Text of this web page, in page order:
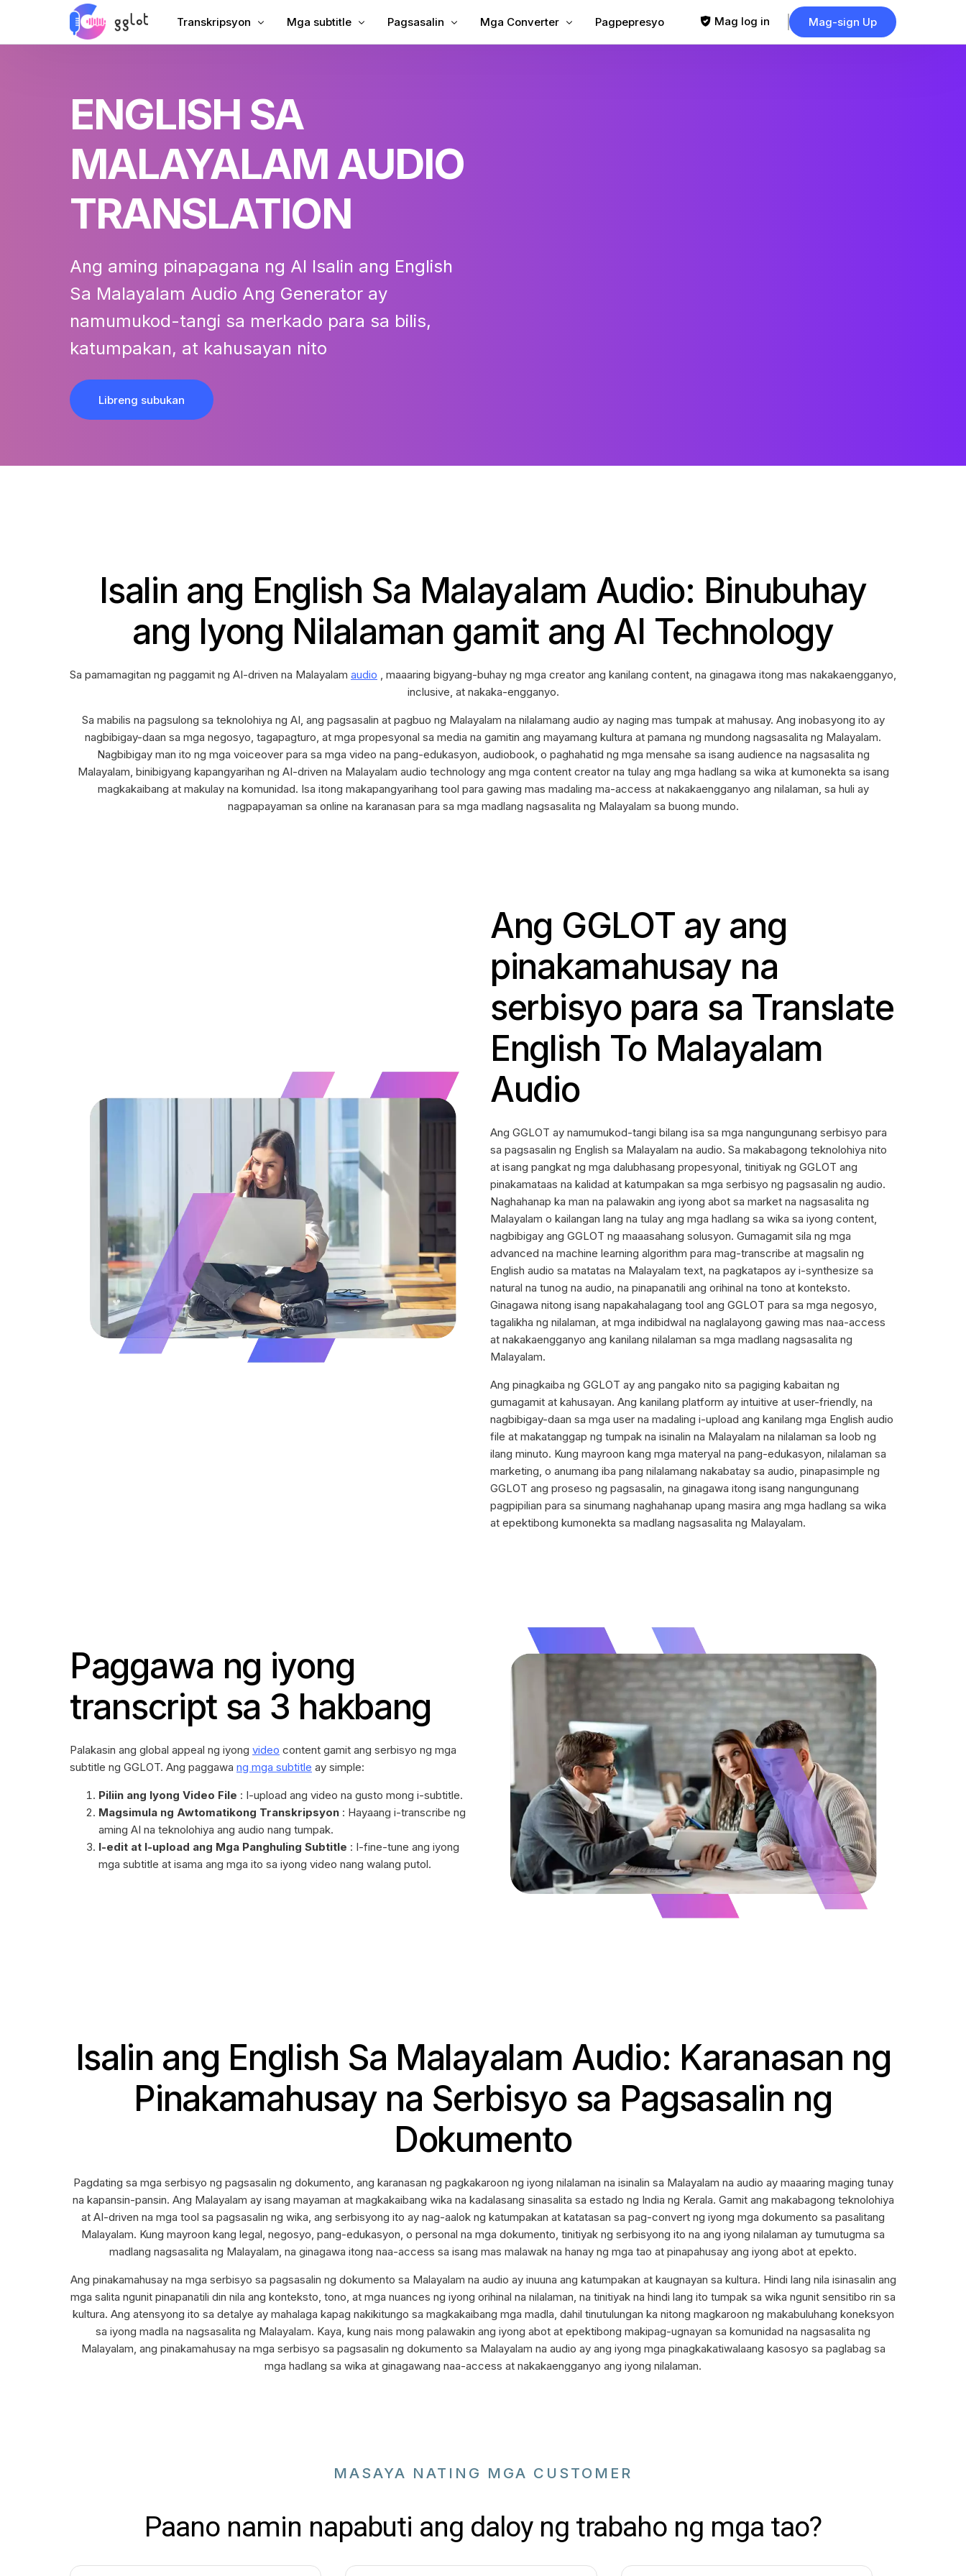
Transkripsyon
I-transcribe ang Video
I-transcribe ang YouTube
Paglalarawan ng Pagpupulong
Audio sa Teksto
Voiceover ng Kumpanya
Audiobook Voiceover
Mga subtitle
Magdagdag ng mga Subtitle sa MP4
Mga Chinese Subtitle
AI Dubbing
Subtitle Tagasalin
Tagalikha ng VTT
Pagsasalin Mga Converter Pagpepresyo Mag log in Mag-sign Up
ENGLISH SA
MALAYALAM AUDIO
TRANSLATION
Ang aming pinapagana ng AI Isalin ang English
Sa Malayalam Audio Ang Generator ay
namumukod-tangi sa merkado para sa bilis,
katumpakan, at kahusayan nito
Libreng subukan
Isalin ang English Sa Malayalam Audio: Binubuhay
ang Iyong Nilalaman gamit ang AI Technology
Sa pamamagitan ng paggamit ng AI-driven na Malayalam audio , maaaring bigyang-buhay ng mga creator ang kanilang content, na ginagawa itong mas nakakaengganyo,
inclusive, at nakaka-engganyo.
Sa mabilis na pagsulong sa teknolohiya ng AI, ang pagsasalin at pagbuo ng Malayalam na nilalamang audio ay naging mas tumpak at mahusay. Ang inobasyong ito ay
nagbibigay-daan sa mga negosyo, tagapagturo, at mga propesyonal sa media na gamitin ang mayamang kultura at pamana ng mundong nagsasalita ng Malayalam.
Nagbibigay man ito ng mga voiceover para sa mga video na pang-edukasyon, audiobook, o paghahatid ng mga mensahe sa isang audience na nagsasalita ng
Malayalam, binibigyang kapangyarihan ng AI-driven na Malayalam audio technology ang mga content creator na tulay ang mga hadlang sa wika at kumonekta sa isang
magkakaibang at makulay na komunidad. Isa itong makapangyarihang tool para gawing mas madaling ma-access at nakakaengganyo ang nilalaman, sa huli ay
nagpapayaman sa online na karanasan para sa mga madlang nagsasalita ng Malayalam sa buong mundo.
Ang GGLOT ay ang
pinakamahusay na
serbisyo para sa Translate
English To Malayalam
Audio
Ang GGLOT ay namumukod-tangi bilang isa sa mga nangungunang serbisyo para
sa pagsasalin ng English sa Malayalam na audio. Sa makabagong teknolohiya nito
at isang pangkat ng mga dalubhasang propesyonal, tinitiyak ng GGLOT ang
pinakamataas na kalidad at katumpakan sa mga serbisyo ng pagsasalin ng audio.
Naghahanap ka man na palawakin ang iyong abot sa market na nagsasalita ng
Malayalam o kailangan lang na tulay ang mga hadlang sa wika sa iyong content,
nagbibigay ang GGLOT ng maaasahang solusyon. Gumagamit sila ng mga
advanced na machine learning algorithm para mag-transcribe at magsalin ng
English audio sa matatas na Malayalam text, na pagkatapos ay i-synthesize sa
natural na tunog na audio, na pinapanatili ang orihinal na tono at konteksto.
Ginagawa nitong isang napakahalagang tool ang GGLOT para sa mga negosyo,
tagalikha ng nilalaman, at mga indibidwal na naglalayong gawing mas naa-access
at nakakaengganyo ang kanilang nilalaman sa mga madlang nagsasalita ng
Malayalam.
Ang pinagkaiba ng GGLOT ay ang pangako nito sa pagiging kabaitan ng
gumagamit at kahusayan. Ang kanilang platform ay intuitive at user-friendly, na
nagbibigay-daan sa mga user na madaling i-upload ang kanilang mga English audio
file at makatanggap ng tumpak na isinalin na Malayalam na nilalaman sa loob ng
ilang minuto. Kung mayroon kang mga materyal na pang-edukasyon, nilalaman sa
marketing, o anumang iba pang nilalamang nakabatay sa audio, pinapasimple ng
GGLOT ang proseso ng pagsasalin, na ginagawa itong isang nangungunang
pagpipilian para sa sinumang naghahanap upang masira ang mga hadlang sa wika
at epektibong kumonekta sa madlang nagsasalita ng Malayalam.
Paggawa ng iyong
transcript sa 3 hakbang
Palakasin ang global appeal ng iyong video content gamit ang serbisyo ng mga
subtitle ng GGLOT. Ang paggawa ng mga subtitle ay simple:
Piliin ang Iyong Video File : I-upload ang video na gusto mong i-subtitle.
Magsimula ng Awtomatikong Transkripsyon : Hayaang i-transcribe ng
aming AI na teknolohiya ang audio nang tumpak.
I-edit at I-upload ang Mga Panghuling Subtitle : I-fine-tune ang iyong
mga subtitle at isama ang mga ito sa iyong video nang walang putol.
Isalin ang English Sa Malayalam Audio: Karanasan ng
Pinakamahusay na Serbisyo sa Pagsasalin ng
Dokumento
Pagdating sa mga serbisyo ng pagsasalin ng dokumento, ang karanasan ng pagkakaroon ng iyong nilalaman na isinalin sa Malayalam na audio ay maaaring maging tunay
na kapansin-pansin. Ang Malayalam ay isang mayaman at magkakaibang wika na kadalasang sinasalita sa estado ng India ng Kerala. Gamit ang makabagong teknolohiya
at AI-driven na mga tool sa pagsasalin ng wika, ang serbisyong ito ay nag-aalok ng katumpakan at katatasan sa pag-convert ng iyong mga dokumento sa pasalitang
Malayalam. Kung mayroon kang legal, negosyo, pang-edukasyon, o personal na mga dokumento, tinitiyak ng serbisyong ito na ang iyong nilalaman ay tumutugma sa
madlang nagsasalita ng Malayalam, na ginagawa itong naa-access sa isang mas malawak na hanay ng mga tao at pinapahusay ang iyong abot at epekto.
Ang pinakamahusay na mga serbisyo sa pagsasalin ng dokumento sa Malayalam na audio ay inuuna ang katumpakan at kaugnayan sa kultura. Hindi lang nila isinasalin ang
mga salita ngunit pinapanatili din nila ang konteksto, tono, at mga nuances ng iyong orihinal na nilalaman, na tinitiyak na hindi lang ito tumpak sa wika ngunit sensitibo rin sa
kultura. Ang atensyong ito sa detalye ay mahalaga kapag nakikitungo sa magkakaibang mga madla, dahil tinutulungan ka nitong magkaroon ng makabuluhang koneksyon
sa iyong madla na nagsasalita ng Malayalam. Kaya, kung nais mong palawakin ang iyong abot at epektibong makipag-ugnayan sa komunidad na nagsasalita ng
Malayalam, ang pinakamahusay na mga serbisyo sa pagsasalin ng dokumento sa Malayalam na audio ay ang iyong mga pinagkakatiwalaang kasosyo sa paglabag sa
mga hadlang sa wika at ginagawang naa-access at nakakaengganyo ang iyong nilalaman.
MASAYA NATING MGA CUSTOMER
Paano namin napabuti ang daloy ng trabaho ng mga tao?